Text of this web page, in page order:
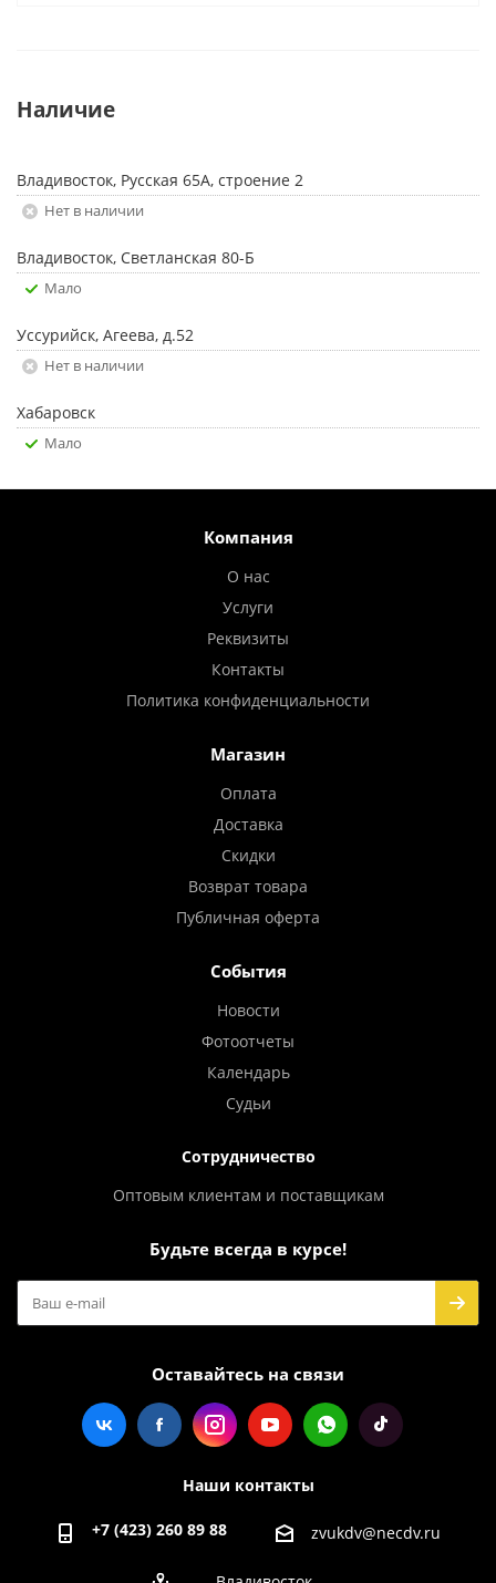
Наличие
Владивосток, Русская 65А, строение 2
Нет в наличии
Владивосток, Светланская 80-Б
Мало
Уссурийск, Агеева, д.52
Нет в наличии
Хабаровск
Мало
Компания
О нас
Услуги
Реквизиты
Контакты
Политика конфиденциальности
Магазин
Оплата
Доставка
Скидки
Возврат товара
Публичная оферта
События
Новости
Фотоотчеты
Календарь
Судьи
Сотрудничество
Оптовым клиентам и поставщикам
Будьте всегда в курсе!
Оставайтесь на связи
Наши контакты
+7 (423) 260 89 88 zvukdv@necdv.ru